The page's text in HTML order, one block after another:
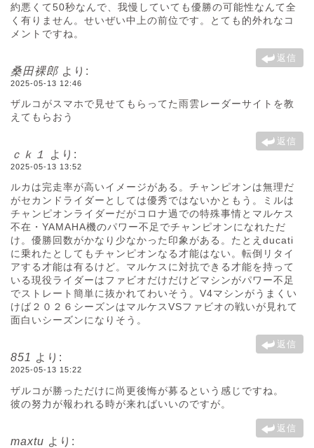
約悪くて50秒なんで、我慢していても優勝の可能性なんて全
く有りません。せいぜい中上の前位です。とても的外れなコ
メントですね。
返信
桑田裸郎 より:
2025-05-13 12:46
ザルコがスマホで見せてもらってた雨雲レーダーサイトを教
えてもらおう
返信
ｃｋ１ より:
2025-05-13 13:52
ルカは完走率が高いイメージがある。チャンピオンは無理だ
がセカンドライダーとしては優秀ではないかともう。ミルは
チャンピオンライダーだがコロナ過での特殊事情とマルケス
不在・YAMAHA機のパワー不足でチャンピオンになれただ
け。優勝回数がかなり少なかった印象がある。たとえducati
に乗れたとしてもチャンピオンなる才能はない。転倒リタイ
アする才能は有るけど。マルケスに対抗できる才能を持って
いる現役ライダーはファビオだけだけどマシンがパワー不足
でストレート簡単に抜かれてわいそう。V4マシンがうまくい
けば２０２６シーズンはマルケスVSファビオの戦いが見れて
面白いシーズンになりそう。
返信
851 より:
2025-05-13 15:22
ザルコが勝っただけに尚更後悔が募るという感じですね。
彼の努力が報われる時が来ればいいのですが。
返信
maxtu より: